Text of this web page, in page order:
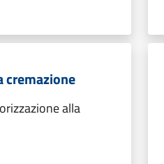
cremazione
alla